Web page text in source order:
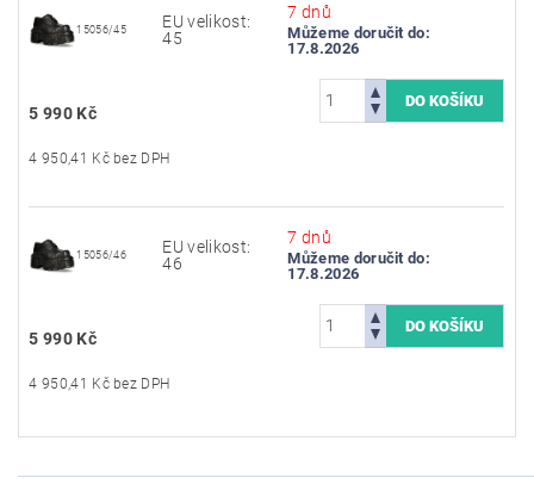
15056/45
EU velikost:
45
7 dnů
Můžeme doručit do:
17.8.2026
5 990 Kč
4 950,41 Kč bez DPH
15056/46
EU velikost:
46
7 dnů
Můžeme doručit do:
17.8.2026
5 990 Kč
4 950,41 Kč bez DPH